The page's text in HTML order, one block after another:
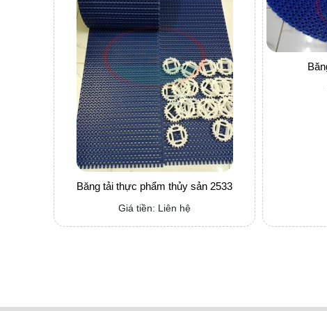
Băng tải thực phẩm thủy sản 2533
Giá tiền: Liên hệ